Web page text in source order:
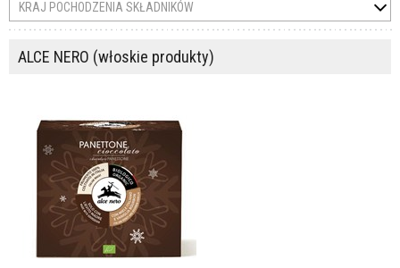
KRAJ POCHODZENIA SKŁADNIKÓW
ALCE NERO (włoskie produkty)